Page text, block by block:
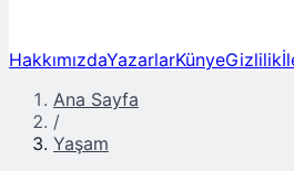
HakkımızdaYazarlarKünyeGizlilik
Ana Sayfa
/
Yaşam